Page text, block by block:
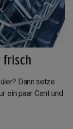
frisch
Dann setze
ein paar Cent und